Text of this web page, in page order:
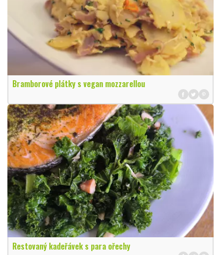
Bramborové plátky s vegan mozzarellou
Restovaný kadeřávek s para ořechy